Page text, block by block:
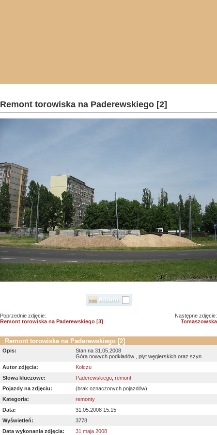
Remont torowiska na Paderewskiego [2]
Poprzednie zdjęcie:
Remont torowiska na Paderewskiego [3]
Następne zdjęcie:
Tomaszowska
Remont torowiska na Paderewskiego [2]
Opis:
Stan na 31.05.2008
Góra nowych podkładów , płyt węgierskich oraz szyn
Autor zdjęcia:
Kołczu
Słowa kluczowe:
Paderewskiego remont
Pojazdy na zdjęciu:
(brak oznaczonych pojazdów)
Kategoria:
remonty
Data:
31.05.2008 15:15
Wyświetleń:
3778
Data wykonania zdjęcia:
31 maja 2008